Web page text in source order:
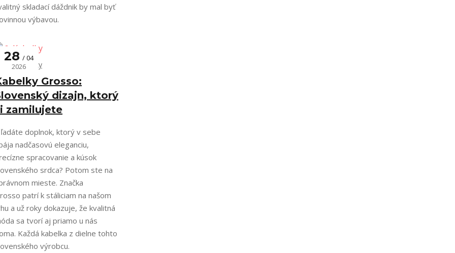
skladací dáždnik by mal byť
výbavou.
Grosso:
dizajn, ktorý
zamilujete
28
04
2026
👜 Kabelky
doplnok, ktorý v sebe
nadčasovú eleganciu,
spracovanie a kúsok
srdca? Potom ste na
mieste. Značka
patrí k stáliciam na našom
a už roky dokazuje, že kvalitná
sa tvorí aj priamo u nás
Každá kabelka z dielne tohto
výrobcu.